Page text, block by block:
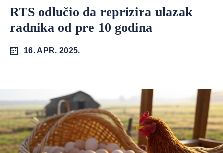
RTS odlučio da reprizira ulazak
radnika od pre 10 godina
16. APR. 2025.